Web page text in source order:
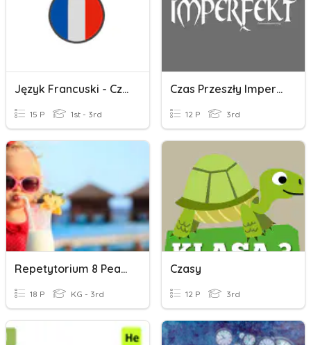
Język Francuski - Czas Przyszły
15 P 1st - 3rd
Czas Przeszły Imperfekt
12 P 3rd
Repetytorium 8 Pearson, Czas Wolny
18 P KG - 3rd
Czasy
12 P 3rd